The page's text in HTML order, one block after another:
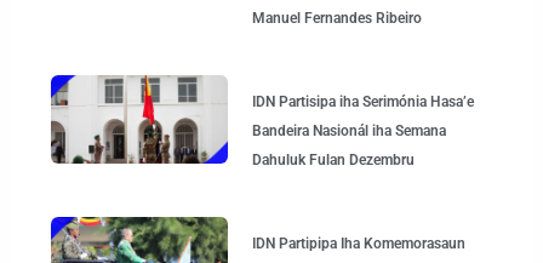
Manuel Fernandes Ribeiro
IDN Partisipa iha Serimónia Hasa’e
Bandeira Nasionál iha Semana
Dahuluk Fulan Dezembru
IDN Partipipa Iha Komemorasaun